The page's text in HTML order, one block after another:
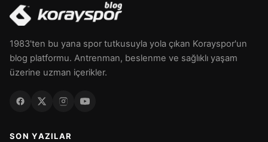
1983'ten bu yana spor tutkusuyla yola çıkan Korayspor'un
blog platformu. Antrenman, beslenme ve sağlıklı yaşam
üzerine uzman içerikler.
SON YAZILAR